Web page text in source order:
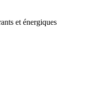
et énergiques